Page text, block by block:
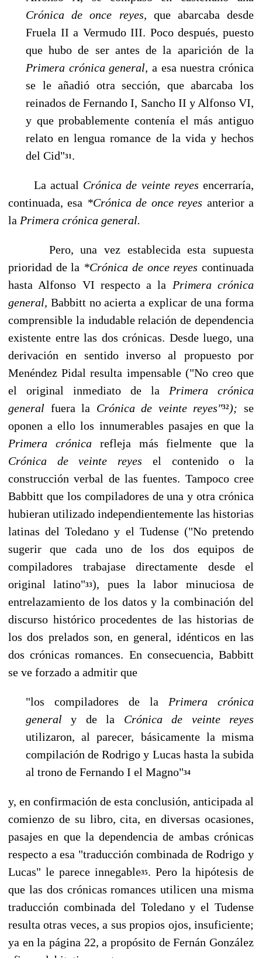
Crónica de once reyes, que abarcaba desde
Fruela II a Vermudo III. Poco después, puesto
que hubo de ser antes de la aparición de la
Primera crónica general, a esa nues­tra crónica
se le añadió otra sección, que abarcaba los
reinados de Fernando I, Sancho II y Alfonso VI,
y que probablemente contenía el más antiguo
re­lato en lengua romance de la vida y hechos
del Cid"31 .
La actual Crónica de veinte reyes encerraría,
continuada, esa *Crónica de once re­yes anterior a
la Primera crónica general.
Pero, una vez establecida esta supuesta
prioridad de la *Crónica de once reyescontinuada
hasta Alfonso VI respecto a la Primera crónica
general, Babbitt no acierta a explicar de una forma
comprensible la indudable relación de dependencia
exis­tente entre las dos crónicas. Desde luego, una
derivación en sentido inverso al propuesto por
Menéndez Pidal resulta impensable ("No creo que
el original inme­diato de la Primera crónica
general fuera la Crónica de veinte reyes"32 );se
oponen a ello los innumerables pasajes en que la
Primera crónica refleja más fielmente que la
Crónica de veinte reyes el contenido o la
construcción verbal de las fuentes. Tam­poco cree
Babbitt que los compiladores de una y otra crónica
hubieran utilizado in­dependientemente las historias
latinas del Toledano y el Tudense ("No pretendo
sugerir que cada uno de los dos equipos de
compiladores trabajase directamente des­de el
original latino"33), pues la labor minuciosa de
entrelazamiento de los datos y la combinación del
discurso histórico procedentes de las historias de
los dos prelados son, en general, idénticos en las
dos crónicas romances. En consecuencia, Babbitt
se ve forzado a admitir que
"los compiladores de la Primera crónica
generaly de la Crónica de veinte reyes
utilizaron, al parecer, básicamente la misma
compilación de Rodrigo y Lucas hasta la subida
al trono de Fernando I el Magno"34
y, en confirmación de esta conclusión, anticipada al
comienzo de su libro, cita, en di­versas ocasiones,
pasajes en que la dependencia de ambas crónicas
respecto a esa "tra­ducción combinada de Rodrigo y
Lucas" le parece innegable35. Pero la hipótesis de
que las dos crónicas romances utilicen una misma
traducción combinada del Toledano y el Tudense
resulta otras veces, a sus propios ojos, insuficiente;
ya en la página 22, a pro­pósito de Fernán González